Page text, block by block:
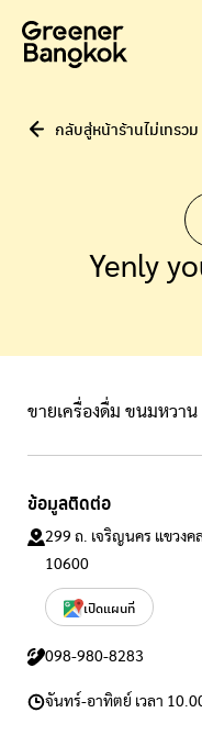
กลับสู่หน้าร้านไม่เทรวม
Yenly
ขายเครื่องดื่ม ขนมหวาน
ข้อมูลติดต่อ
299 ถ. เจริญนคร แขวงค
10600
เปิดแผนที่
098-980-8283
จันทร์-อาทิตย์ เวลา